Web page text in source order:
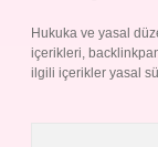
Hukuka ve yasal
içerikleri,
ilgili içerikler yasal